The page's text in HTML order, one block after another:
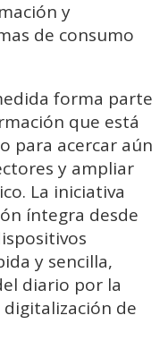
y
de consumo
forma parte
que está
para acercar aún
y ampliar
La iniciativa
íntegra desde
y sencilla,
diario por la
de